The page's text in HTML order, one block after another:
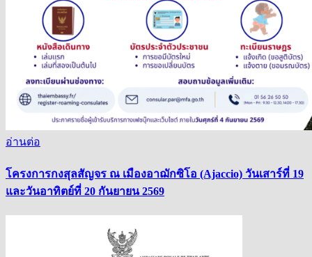
อ่านต่อ
โครงการกงสุลสัญจร ณ เมืองอาฌักซิโอ (Ajaccio) วันเสาร์ที่ 19
และวันอาทิตย์ที่ 20 กันยายน 2569